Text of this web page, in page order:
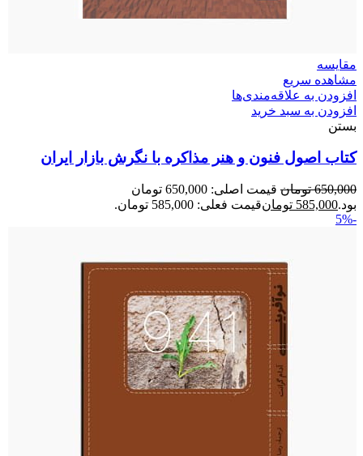
مقایسه
مشاهده سریع
افزودن به علاقه‌مندی‌ها
افزودن به سبد خرید
بستن
کتاب اصول فنون و هنر مذاکره با نگرش بازار ایران
650,000 تومان
قیمت اصلی: 650,000 تومان
بود.585,000 تومانقیمت فعلی: 585,000 تومان.
-5%